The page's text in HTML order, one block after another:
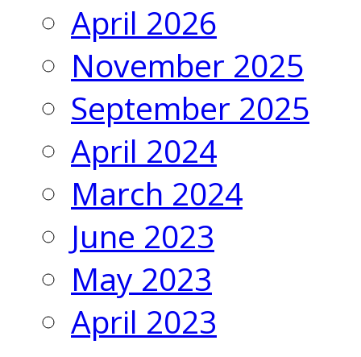
April 2026
November 2025
September 2025
April 2024
March 2024
June 2023
May 2023
April 2023